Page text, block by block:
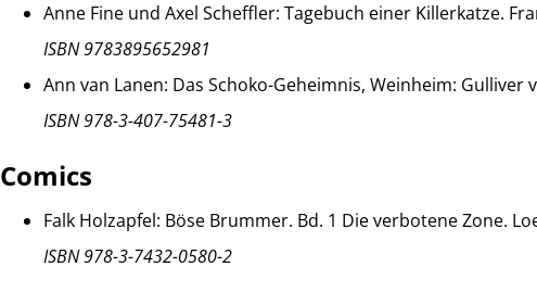
Anne Fine und Axel Scheffler: Tagebuch einer Killerkatze.
ISBN 9783895652981
Ann van Lanen: Das Schoko-Geheimnis, Weinheim: Gulliver
ISBN 978-3-407-75481-3
Comics
Falk Holzapfel: Böse Brummer. Bd. 1 Die verbotene Zone.
ISBN 978-3-7432-0580-2